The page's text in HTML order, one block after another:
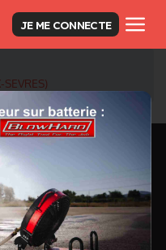
JE ME CONNECTE
des SDIS
Sèvres à
(79)
DEUX-SEVRES
385 029 habitants